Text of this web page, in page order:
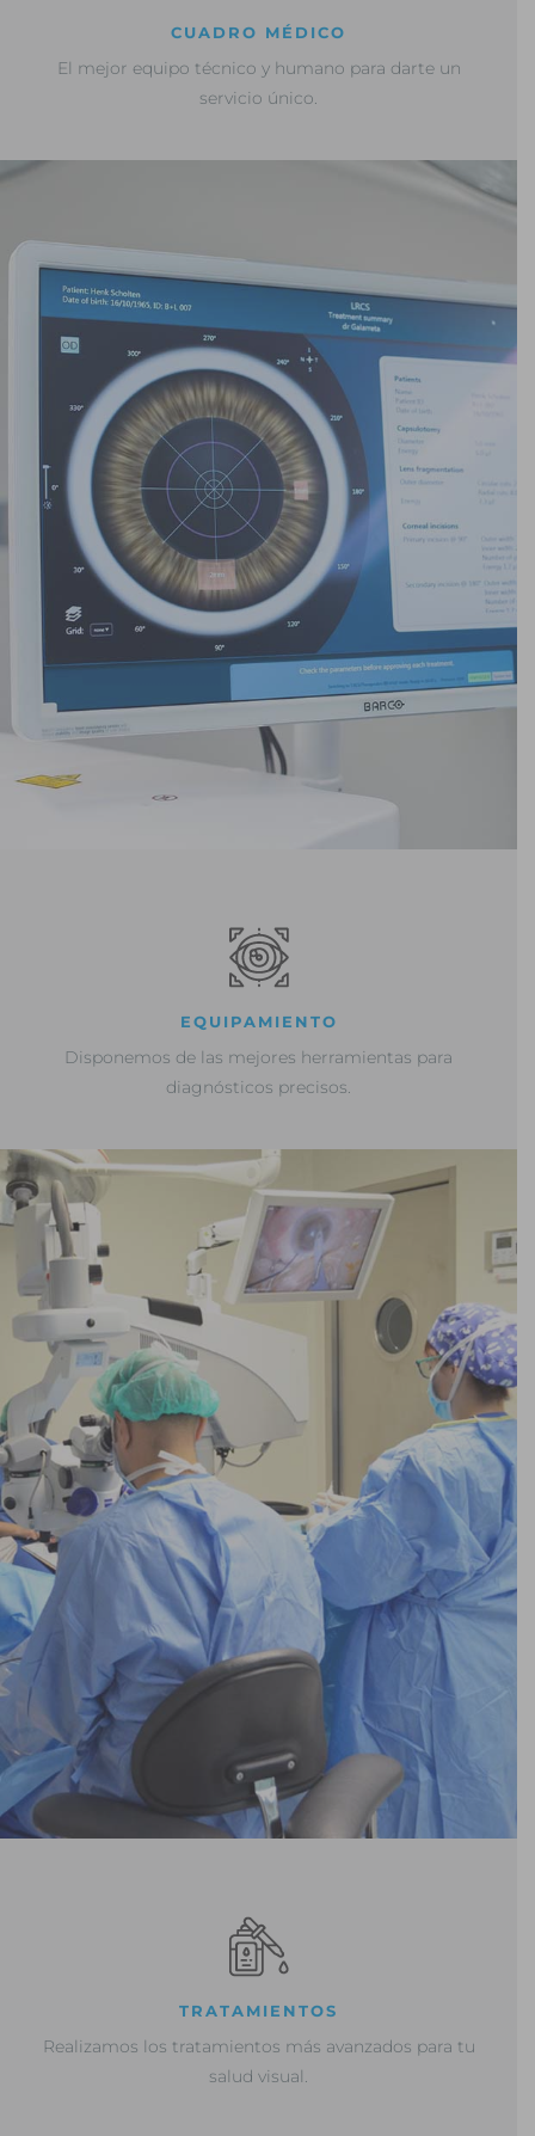
CUADRO MÉDICO
El mejor equipo técnico y humano para darte un
servicio único.
EQUIPAMIENTO
Disponemos de las mejores herramientas para
diagnósticos precisos.
TRATAMIENTOS
Realizamos los tratamientos más avanzados para tu
salud visual.